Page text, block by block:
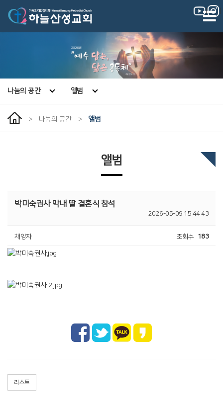
|
나눔의 공간 앨범
> 나눔의 공간 > 앨범
앨범
박미숙권사 막내 딸 결혼식 참석
2026-05-09 15:44:43
채양자 조회수 183
리스트